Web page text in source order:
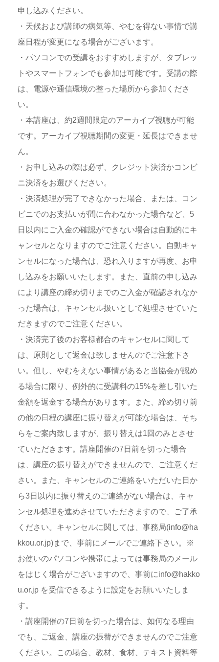
申し込みください。
・天候および講師の病気等、やむを得ない事情で講
座日程が変更になる場合がございます。
・パソコンでの受講をおすすめしますが、タブレッ
トやスマートフォンでも参加は可能です。受講の際
は、電源や通信環境の整った場所から参加くださ
い。
・本講座は、約2週間限定のアーカイブ視聴が可能
です。アーカイブ視聴期間の変更・延長はできませ
ん。
・お申し込みの際は必ず、クレジット決済かコンビ
ニ決済をお選びください。
・決済処理が完了できなかった場合、または、コン
ビニでのお支払いが間に合わなかった場合など、5
日以内にご入金の確認ができない場合は自動的にキ
ャンセルとなりますのでご注意ください。自動キャ
ンセルになった場合は、恐れ入りますが再度、お申
し込みをお願いいたします。また、直前の申し込み
により講座の締め切りまでのご入金が確認されなか
った場合は、キャンセル扱いとして処理させていた
だきますのでご注意ください。
・決済完了後のお客様都合のキャンセルに関して
は、原則として返金は致しませんのでご注意下さ
い。但し、やむをえない事情があると当協会が認め
る場合に限り、例外的に受講料の15%を差し引いた
金額を返金する場合があります。また、締め切り前
の他の日程の講座に振り替えが可能な場合は、そち
らをご案内致しますが、振り替えは1回のみとさせ
ていただきます。講座開催の7日前を切った場合
は、講座の振り替えができませんので、ご注意くだ
さい。また、キャンセルのご連絡をいただいた日か
ら3日以内に振り替えのご連絡がない場合は、キャ
ンセル処理を進めさせていただきますので、ご了承
ください。キャンセルに関しては、事務局(info@ha
kkou.or.jp)まで、事前にメールでご連絡下さい。※
お使いのパソコンや携帯によっては事務局のメール
をはじく場合がございますので、事前にinfo@hakko
u.or.jp を受信できるように設定をお願いいたしま
す。
・講座開催の7日前を切った場合は、如何なる理由
でも、ご返金、講座の振替ができませんのでご注意
ください。この場合、教材、食材、テキスト資料等